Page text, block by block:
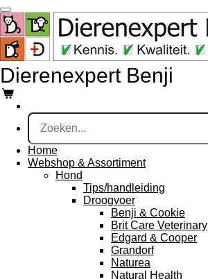
Ga
direct
naar
de
hoofdinhoud
Dierenexpert Benji
Home
Webshop & Assortiment
Hond
Tips/handleiding
Droogvoer
Benji & Cookie
Brit Care Veterinary
Edgard & Cooper
Grandorf
Naturea
Natural Health